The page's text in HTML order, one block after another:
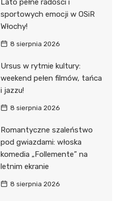
Lato pełne radości i
sportowych emocji w OSiR
Włochy!
8 sierpnia 2026
Ursus w rytmie kultury:
weekend pełen filmów, tańca
i jazzu!
8 sierpnia 2026
Romantyczne szaleństwo
pod gwiazdami: włoska
komedia „Follemente” na
letnim ekranie
8 sierpnia 2026